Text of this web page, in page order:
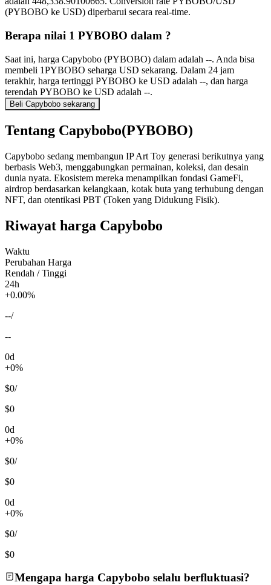
(PYBOBO ke USD) diperbarui secara real-time.
Berapa nilai 1 PYBOBO dalam ?
Saat ini, harga Capybobo (PYBOBO) dalam adalah --. Anda bisa
membeli 1PYBOBO seharga USD sekarang. Dalam 24 jam
terakhir, harga tertinggi PYBOBO ke USD adalah --, dan harga
terendah PYBOBO ke USD adalah --.
Beli Capybobo sekarang
Tentang Capybobo(PYBOBO)
Capybobo sedang membangun IP Art Toy generasi berikutnya yang
berbasis Web3, menggabungkan permainan, koleksi, dan desain
dunia nyata. Ekosistem mereka menampilkan fondasi GameFi,
airdrop berdasarkan kelangkaan, kotak buta yang terhubung dengan
NFT, dan otentikasi PBT (Token yang Didukung Fisik).
Riwayat harga Capybobo
Waktu
Perubahan Harga
Rendah / Tinggi
24h
+0.00%
--/
--
0d
+0%
$0/
$0
0d
+0%
$0/
$0
0d
+0%
$0/
$0
Mengapa harga Capybobo selalu berfluktuasi?